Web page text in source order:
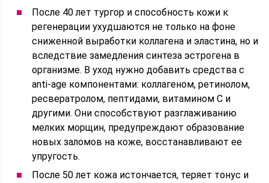
После 40 лет тургор и способность кожи к
регенерации ухудшаются не только на фоне
сниженной выработки коллагена и эластина, но и
вследствие замедления синтеза эстрогена в
организме. В уход нужно добавить средства с
anti-age компонентами: коллагеном, ретинолом,
ресвератролом, пептидами, витамином С и
другими. Они способствуют разглаживанию
мелких морщин, предупреждают образование
новых заломов на коже, восстанавливают ее
упругость.
После 50 лет кожа истончается, теряет тонус и